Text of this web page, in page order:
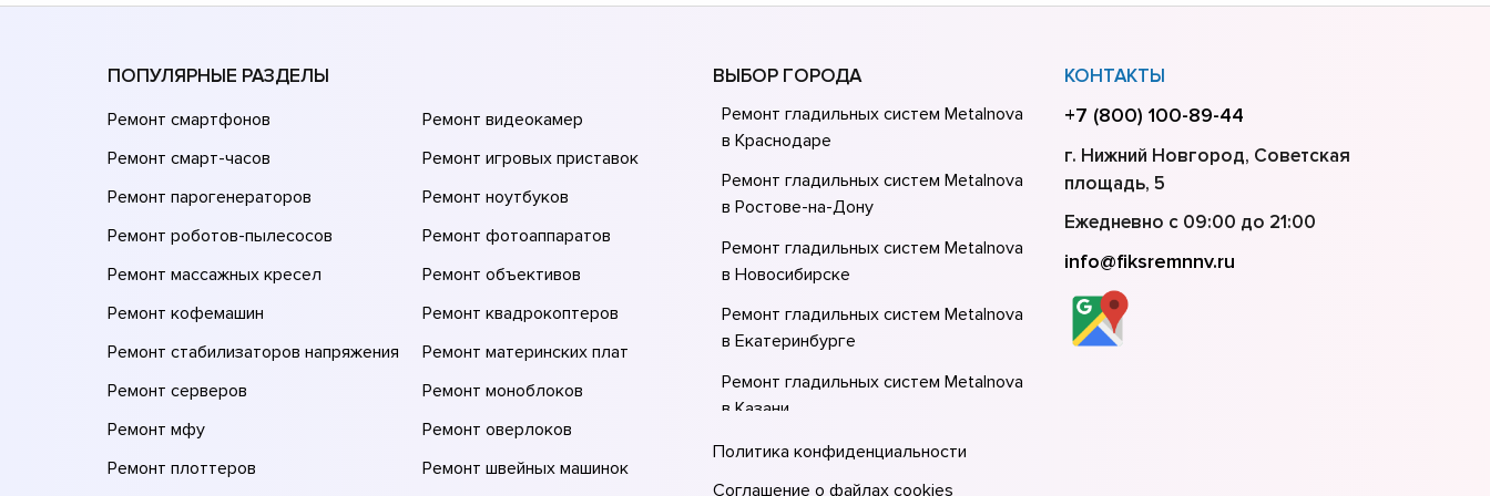
ПОПУЛЯРНЫЕ РАЗДЕЛЫ
Ремонт смартфонов
Ремонт смарт-часов
Ремонт парогенераторов
Ремонт роботов-пылесосов
Ремонт массажных кресел
Ремонт кофемашин
Ремонт стабилизаторов напряжения
Ремонт серверов
Ремонт мфу
Ремонт плоттеров
Ремонт видеокамер
Ремонт игровых приставок
Ремонт ноутбуков
Ремонт фотоаппаратов
Ремонт объективов
Ремонт квадрокоптеров
Ремонт материнских плат
Ремонт моноблоков
Ремонт оверлоков
Ремонт швейных машинок
ВЫБОР ГОРОДА
Ремонт гладильных систем Metalnova
в Краснодаре
Ремонт гладильных систем Metalnova
в Ростове-на-Донy
Ремонт гладильных систем Metalnova
в Новосибирске
Ремонт гладильных систем Metalnova
в Екатеринбурге
Ремонт гладильных систем Metalnova
в Казани
Ремонт гладильных систем Metalnova
Политика конфиденциальности
Соглашение о файлах cookies
КОНТАКТЫ
+7 (800) 100-89-44
г. Нижний Новгород, Советская
площадь, 5
Ежедневно с 09:00 до 21:00
info@fiksremnnv.ru